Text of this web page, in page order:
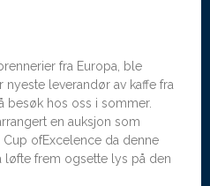
fra Europa, ble
nyeste leverandør av kaffe fra
besøk hos oss i sommer.
en auksjon som
ofExcelence da denne
løfte frem ogsette lys på den